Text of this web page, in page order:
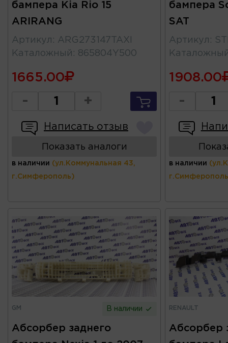
бампера Kia Rio 15
ARIRANG
Артикул : ARG273147TAXI
Каталожный : 865804Y500
1665.00
- +
Написать отзыв
Показать аналоги
в наличии (ул.Коммунальная 43,
г.Симферополь)
бампера
SAT
Артикул :
1908.00
-
в наличии
GM В наличии
Абсорбер заднего
RENAULT
Абсорбер